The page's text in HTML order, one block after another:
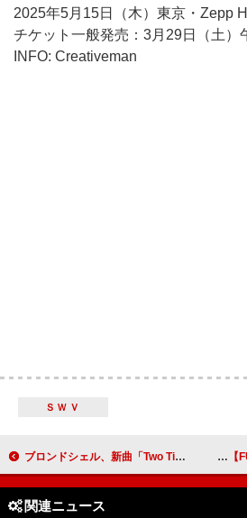
2025年5月15日（木）東京・Zepp
チケット一般発売：3月29日（土）
INFO: Creativeman
ＳＷＶ
ブロンドシェル、新曲「Two Times」公開
関連ニュース